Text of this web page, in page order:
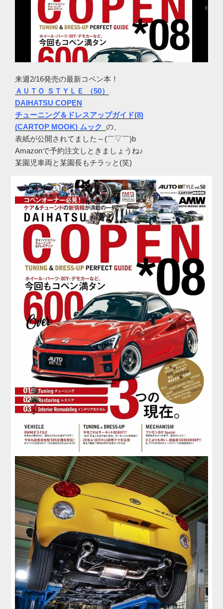
来週2/16発売の最新コペン本！
ＡＵＴＯ ＳＴＹＬＥ （50）
DAIHATSU COPEN
チューニング＆ドレスアップガイド(8)
(CARTOP MOOK) ムック の、
表紙が公開されてました～(￣▽￣)b
Amazonで予約注文しときましょうね♪
某園児車両と某園長もチラッと(笑)